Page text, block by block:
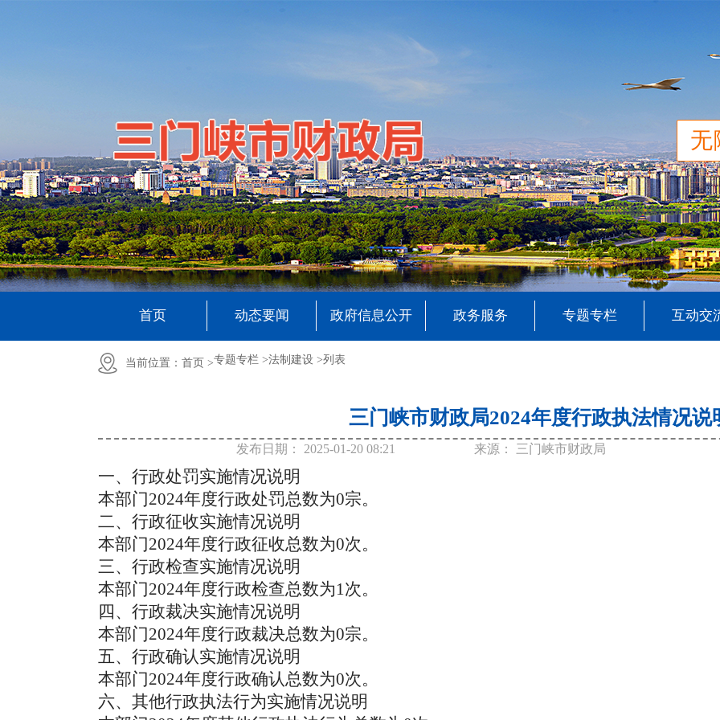
无
首页 动态要闻 政府信息公开 政务服务 专题专栏 互动交
当前位置： 首页 >专题专栏 >法制建设 >列表
三门峡市财政局2024年度行政执法情况说
发布日期： 2025-01-20 08:21 来源： 三门峡市财政局
一、行政处罚实施情况说明
本部门2024年度行政处罚总数为0宗。
二、行政征收实施情况说明
本部门2024年度行政征收总数为0次。
三、行政检查实施情况说明
本部门2024年度行政检查总数为1次。
四、行政裁决实施情况说明
本部门2024年度行政裁决总数为0宗。
五、行政确认实施情况说明
本部门2024年度行政确认总数为0次。
六、其他行政执法行为实施情况说明